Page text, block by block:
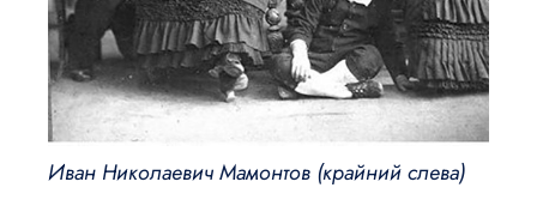
Иван Николаевич Мамонтов (крайний слева)